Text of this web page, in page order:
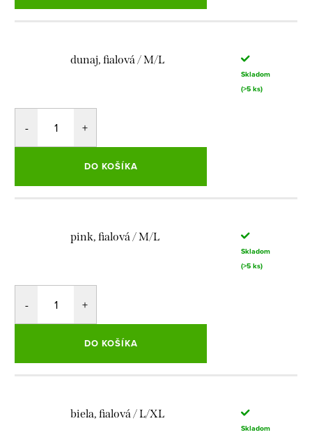
dunaj, fialová / M/L
Skladom
(>5 ks)
DO KOŠÍKA
pink, fialová / M/L
Skladom
(>5 ks)
DO KOŠÍKA
biela, fialová / L/XL
Skladom